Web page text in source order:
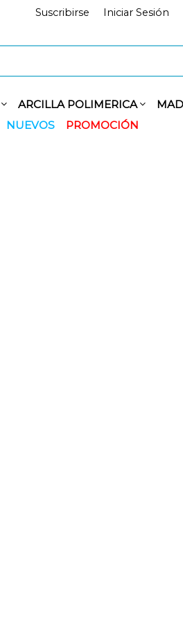
Iniciar Sesión
Suscribirse
ARCILLA POLIMERICA
NUEVOS PROMOCIÓN